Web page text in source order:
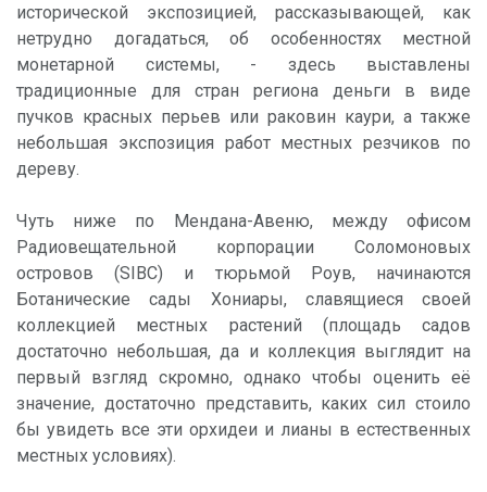
исторической экспозицией, рассказывающей, как
нетрудно догадаться, об особенностях местной
монетарной системы, - здесь выставлены
традиционные для стран региона деньги в виде
пучков красных перьев или раковин каури, а также
небольшая экспозиция работ местных резчиков по
дереву.
Чуть ниже по Мендана-Авеню, между офисом
Радиовещательной корпорации Соломоновых
островов (SIBC) и тюрьмой Роув, начинаются
Ботанические сады Хониары, славящиеся своей
коллекцией местных растений (площадь садов
достаточно небольшая, да и коллекция выглядит на
первый взгляд скромно, однако чтобы оценить её
значение, достаточно представить, каких сил стоило
бы увидеть все эти орхидеи и лианы в естественных
местных условиях).